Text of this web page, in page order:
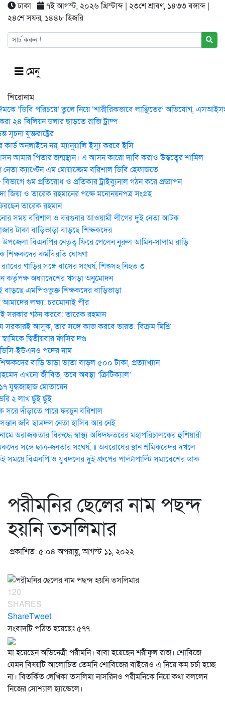
ঢাকা
৭ই আগস্ট, ২০২৬ খ্রিস্টাব্দ | ২৩শে শ্রাবণ, ১৪৩৩ বঙ্গাব্দ |
২৪শে সফর, ১৪৪৮ হিজরি
মেনু
শিরোনাম
‘ডিবি পরিচয়ে’ তুলে নিয়ে ‘শারীরিকভাবে লাঞ্ছিতের’ অভিযোগ,
২৪ বিলিয়ন ডলার ছাড়তে রাজি ট্রাম্প
সূচনা যুক্তরাষ্ট্রের
কার্ড অনলাইনে নয়, ম্যানুয়ালি ইস্যু করবে ইসি
আমার পিতার জন্মস্থান। এ আসন কারো দাবি করাও উদ্ধত্বের শামিল
ক্যাপ্টেন এম মোয়াজ্জেম বরিশাল ডিবি হেফাজতে
গুম প্রতিরোধ ও প্রতিকার ট্রাইব্যুনাল গঠন করে প্রজ্ঞাপন
জিয়া ও তারেক রহমানের পক্ষে মনোনয়নপত্র সংগ্রহ
তারেক রহমান
সময় ব‌রিশাল ও বরগুনার আওয়ামী লীগের দুই নেতা আটক
টাকা বাড়িভাড়া বাড়ছে শিক্ষকদের
বিএনপির নেতৃত্ব ফিরে পেলেন নুরুল আমিন-সালাম রাড়ি
শিক্ষকদের কর্মবিরতি ঘোষণা
গাড়ির সঙ্গে বাসের সংঘর্ষ, শিশুসহ নিহত ৩
কর্তৃপক্ষ অধ্যাদেশের খসড়া অনুমোদন
বাড়ছে এমপিওভুক্ত শিক্ষকদের বাড়িভাড়া
লক্ষ্য: চরমোনাই পীর
সরকার গঠন করবে: তা‌রেক রহমান
সরকারই আসুক, তার সঙ্গে কাজ করবে ভারত: বিক্রম মিশ্রি
দ্বিতীয়বার ফাঁসির দণ্ড
ইউএনও পদের নাম
বাড়ি ভাড়া ভাতা বাড়ল ৫০০ টাকা, প্রত্যাখ্যান
এখনো জীবিত, তবে অবস্থা ‘ক্রিটিক্যাল’
যুদ্ধজাহাজ মোতায়েন
২ লাখ ছুঁই ছুঁই
সরে দাঁড়াতে পারে ফরচুন বরিশাল
জবি ছাত্রদল নেতা হাসিব আর নেই
অরাজকতার বিরুদ্ধে স্বাস্থ্য অধিদফতরের মহাপরিচালকের হুশিয়ারী
সঙ্গে ছাত্র-জনতার সংঘর্ষ, ॥ অবরোধের স্থান শ্রমিকরেদর দখলে
সময়ে বিএনপি ও যুবদলের দুই গ্রুপের পাল্টাপাল্টি সমাবেশের ডাক
পরীমনির ছেলের নাম পছন্দ
হয়নি তসলিমার
প্রকাশিত: ৫:০৪ অপরাহ্ণ, আগস্ট ১১, ২০২২
120
SHARES
ShareTweet
সংবাদটি পঠিত হয়েছেঃ৫৭৭
মা হয়েছেন অভিনেত্রী পরীমনি। বাবা হয়েছেন শরীফুল রাজ। শোবিজে
যেমন বিষয়টি আলোচিত তেমনি শোবিজের বাইরেও এ নিয়ে কম চর্চা হচ্ছে
না। বিতর্কিত লেখিকা তসলিমা নাসরিনও পরীমনিকে নিয়ে কথা বললেন
নিজের সোশ্যাল হ্যান্ডেলে।